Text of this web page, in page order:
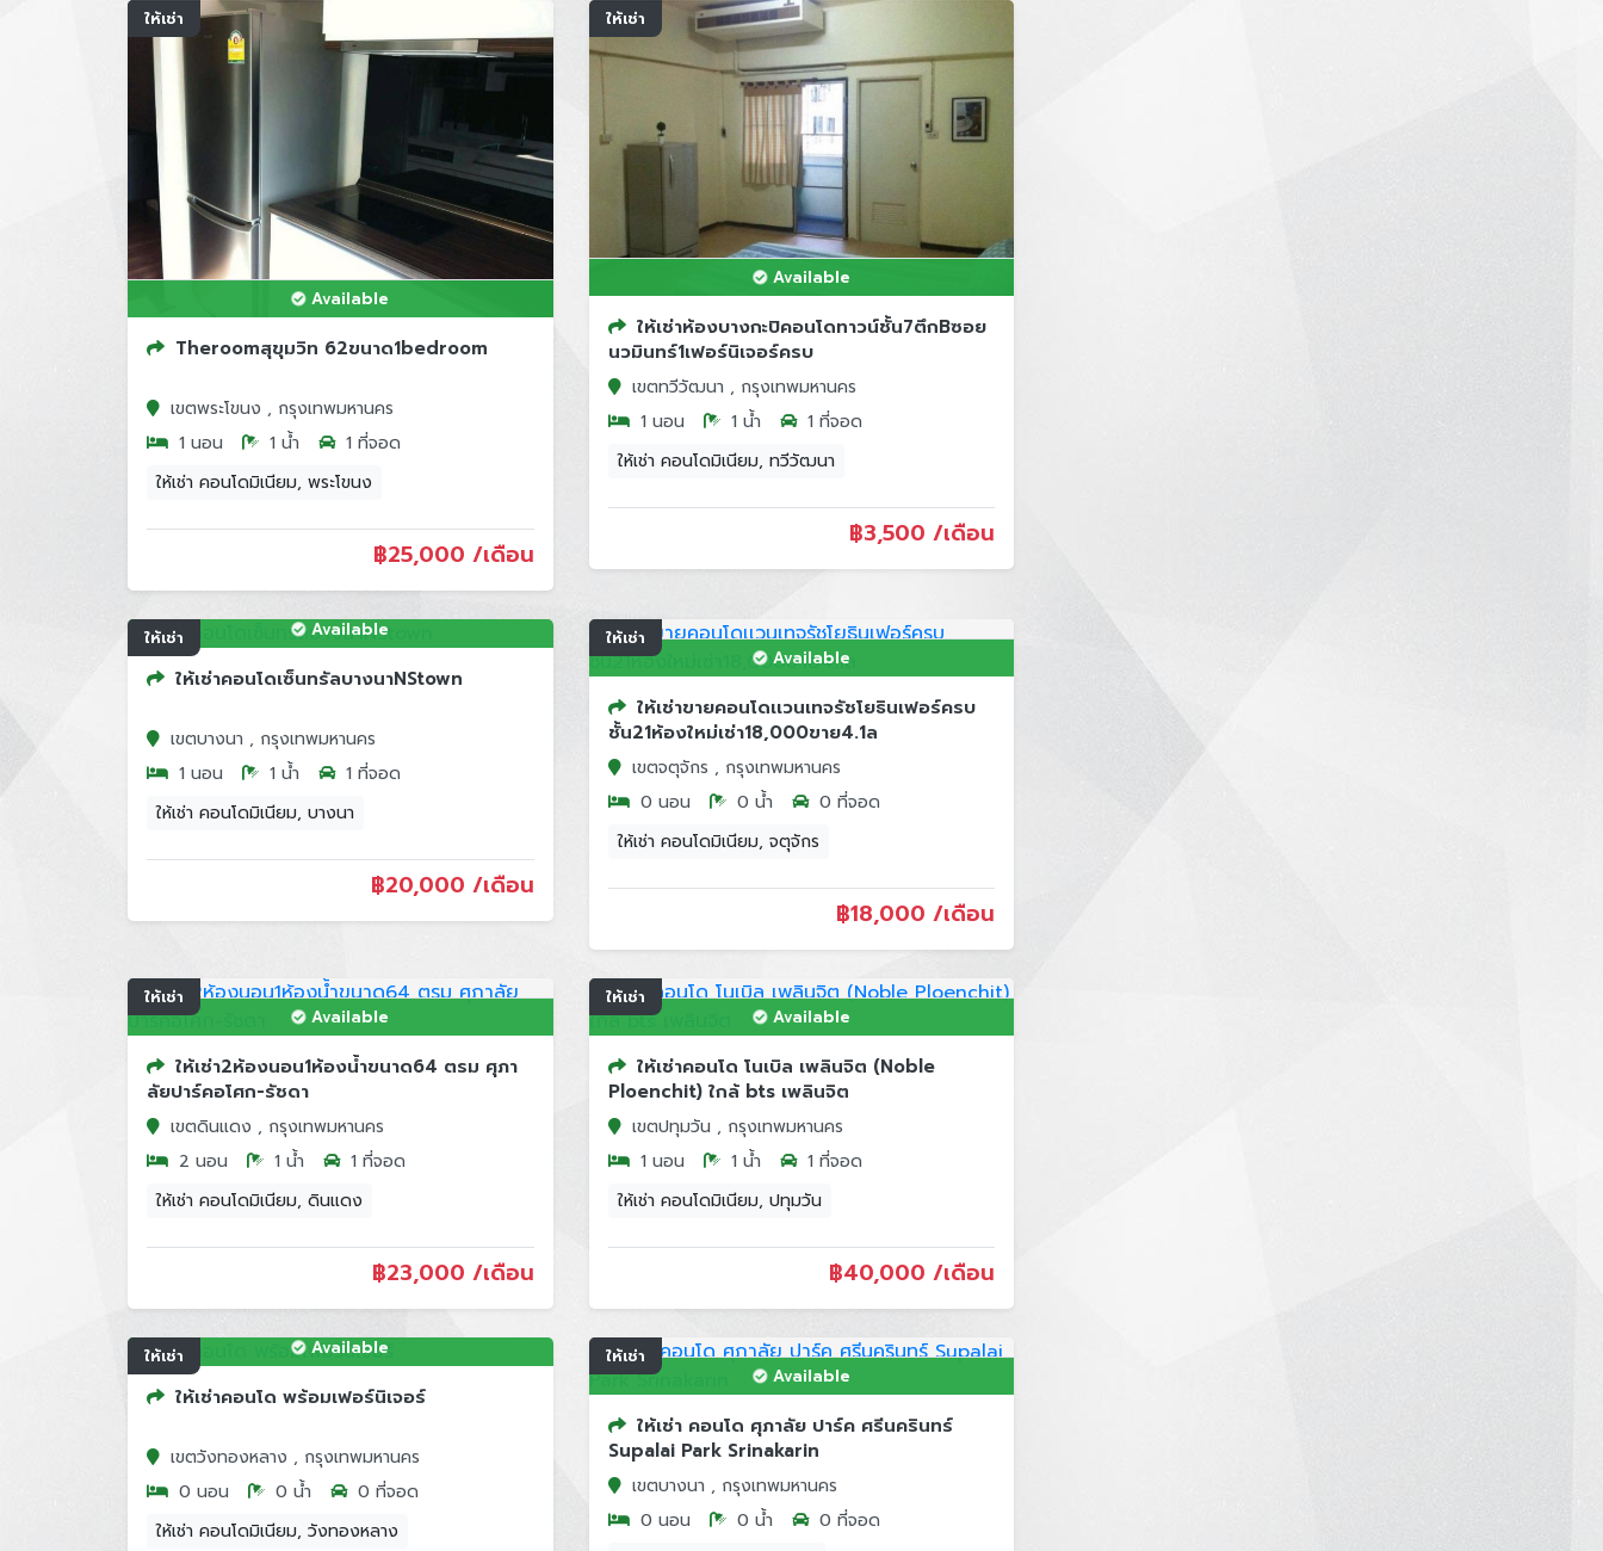
ให้เช่า
Available
Theroomสุขุมวิท 62ขนาด1bedroom
เขตพระโขนง , กรุงเทพมหานคร
1 นอน
1 น้ำ
1 ที่จอด
ให้เช่า คอนโดมิเนียม, พระโขนง
฿25,000 /เดือน
ให้เช่า
Available
ให้เช่าห้องบางกะปิคอนโดทาวน์ชั้น7ตึกBซอย
นวมินทร์1เฟอร์นิเจอร์ครบ
เขตทวีวัฒนา , กรุงเทพมหานคร
1 นอน
1 น้ำ
1 ที่จอด
ให้เช่า คอนโดมิเนียม, ทวีวัฒนา
฿3,500 /เดือน
ให้เช่า Available
ให้เช่าคอนโดเซ็นทรัลบางนาNStown
เขตบางนา , กรุงเทพมหานคร
1 นอน
1 น้ำ
1 ที่จอด
ให้เช่า คอนโดมิเนียม, บางนา
฿20,000 /เดือน
ให้เช่า
Available
ให้เช่าขายคอนโดเเวนเทจรัชโยธินเฟอร์ครบ
ชั้น21ห้องใหม่เช่า18,000ขาย4.1ล
เขตจตุจักร , กรุงเทพมหานคร
0 นอน
0 น้ำ
0 ที่จอด
ให้เช่า คอนโดมิเนียม, จตุจักร
฿18,000 /เดือน
ให้เช่า
Available
ให้เช่า2ห้องนอน1ห้องน้ำขนาด64 ตรม ศุภา
ลัยปาร์คอโศก-รัชดา
เขตดินแดง , กรุงเทพมหานคร
2 นอน
1 น้ำ
1 ที่จอด
ให้เช่า คอนโดมิเนียม, ดินแดง
฿23,000 /เดือน
ให้เช่า
Available
ให้เช่าคอนโด โนเบิล เพลินจิต (Noble
Ploenchit) ใกล้ bts เพลินจิต
เขตปทุมวัน , กรุงเทพมหานคร
1 นอน
1 น้ำ
1 ที่จอด
ให้เช่า คอนโดมิเนียม, ปทุมวัน
฿40,000 /เดือน
ให้เช่า Available
ให้เช่าคอนโด พร้อมเฟอร์นิเจอร์
เขตวังทองหลาง , กรุงเทพมหานคร
0 นอน
0 น้ำ
0 ที่จอด
ให้เช่า คอนโดมิเนียม, วังทองหลาง
ให้เช่า
Available
ให้เช่า คอนโด ศุภาลัย ปาร์ค ศรีนครินทร์
Supalai Park Srinakarin
เขตบางนา , กรุงเทพมหานคร
0 นอน
0 น้ำ
0 ที่จอด